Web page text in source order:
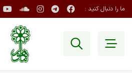
ما را دنبال کنید :